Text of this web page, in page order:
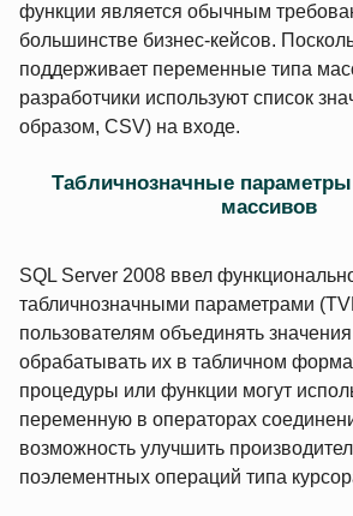
функции является обычным
большинстве бизнес-кейсов.
поддерживает переменные типа
разработчики используют список
образом, CSV) на входе.
Табличнозначные
массивов
SQL Server 2008 ввел
табличнозначными параметрами
пользователям объединять
обрабатывать их в табличном
процедуры или функции могут
переменную в операторах
возможность улучшить
поэлементных операций типа